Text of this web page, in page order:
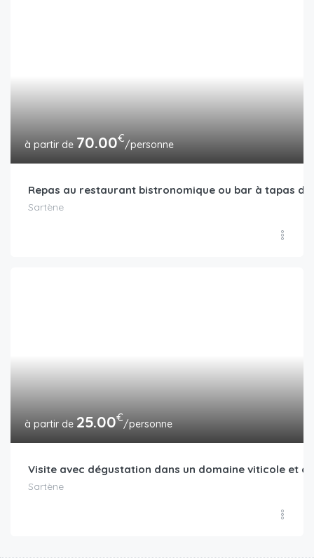
70.00€/personne
Repas au restaurant bistronomique ou bar à tapas
Sartène
25.00€/personne
Visite avec dégustation dans un domaine viticole et
Sartène